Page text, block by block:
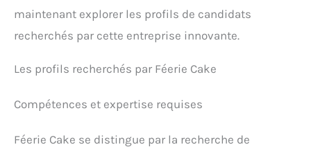
maintenant explorer les profils de candidats
recherchés par cette entreprise innovante.
Les profils recherchés par Féerie Cake
Compétences et expertise requises
Féerie Cake se distingue par la recherche de